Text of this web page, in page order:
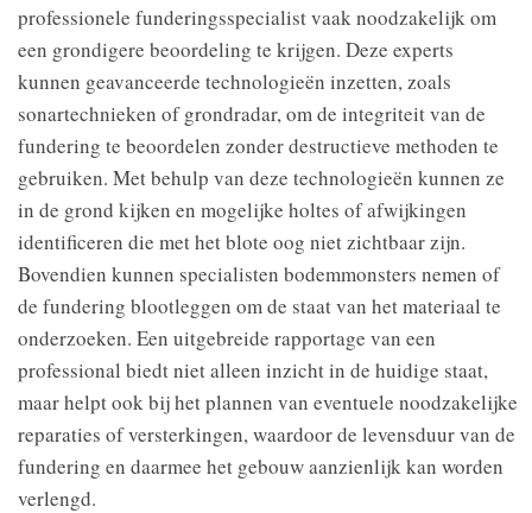
professionele funderingsspecialist vaak noodzakelijk om
een grondigere beoordeling te krijgen. Deze experts
kunnen geavanceerde technologieën inzetten, zoals
sonartechnieken of grondradar, om de integriteit van de
fundering te beoordelen zonder destructieve methoden te
gebruiken. Met behulp van deze technologieën kunnen ze
in de grond kijken en mogelijke holtes of afwijkingen
identificeren die met het blote oog niet zichtbaar zijn.
Bovendien kunnen specialisten bodemmonsters nemen of
de fundering blootleggen om de staat van het materiaal te
onderzoeken. Een uitgebreide rapportage van een
professional biedt niet alleen inzicht in de huidige staat,
maar helpt ook bij het plannen van eventuele noodzakelijke
reparaties of versterkingen, waardoor de levensduur van de
fundering en daarmee het gebouw aanzienlijk kan worden
verlengd.